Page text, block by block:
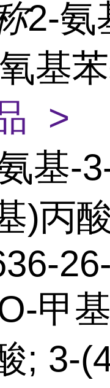
2-氨
基
>
基-
)丙
甲
; 3-